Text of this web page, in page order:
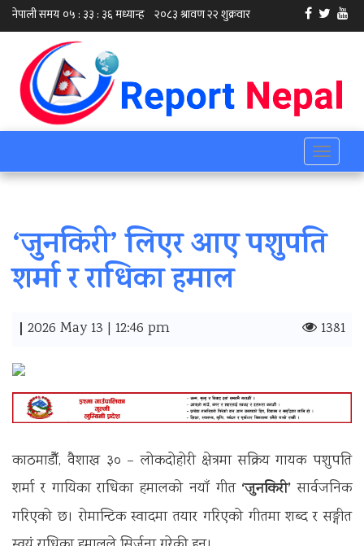
Toggle
‘जुनकिरी’ लिएर आए पशुपति
शर्मा र राधिका हमाल
| 2026 May 13 | 12:46 pm 1381
काठमाडौँ, वैशाख ३० – लोकदोहोरी क्षेत्रमा सक्रिय गायक पशुपति
शर्मा र गायिका राधिका हमालको नयाँ गीत ‘जुनकिरी’ सार्वजनिक
गरिएको छ। रोमान्टिक स्वादमा तयार गरिएको गीतमा शब्द र सङ्गीत